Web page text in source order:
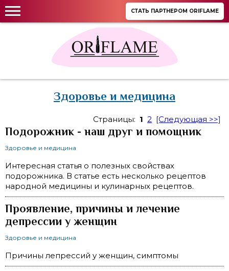
СТАТЬ ПАРТНЕРОМ ORIFLAME
Здоровье и медицина
Страницы: 1 2 [Следующая >>]
Подорожник - наш друг и помощник
Здоровье и медицина
Интересная статья о полезных свойствах
подорожника. В статье есть несколько рецептов
народной медицины и кулинарных рецептов.
Проявление, причины и лечение
депрессии у женщин
Здоровье и медицина
Причины лепрессий у женщин, симптомы